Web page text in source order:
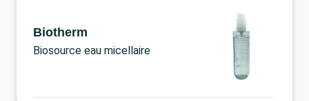
Biotherm
Biosource eau micellaire